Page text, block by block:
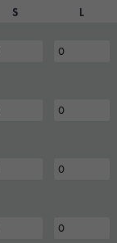
S L